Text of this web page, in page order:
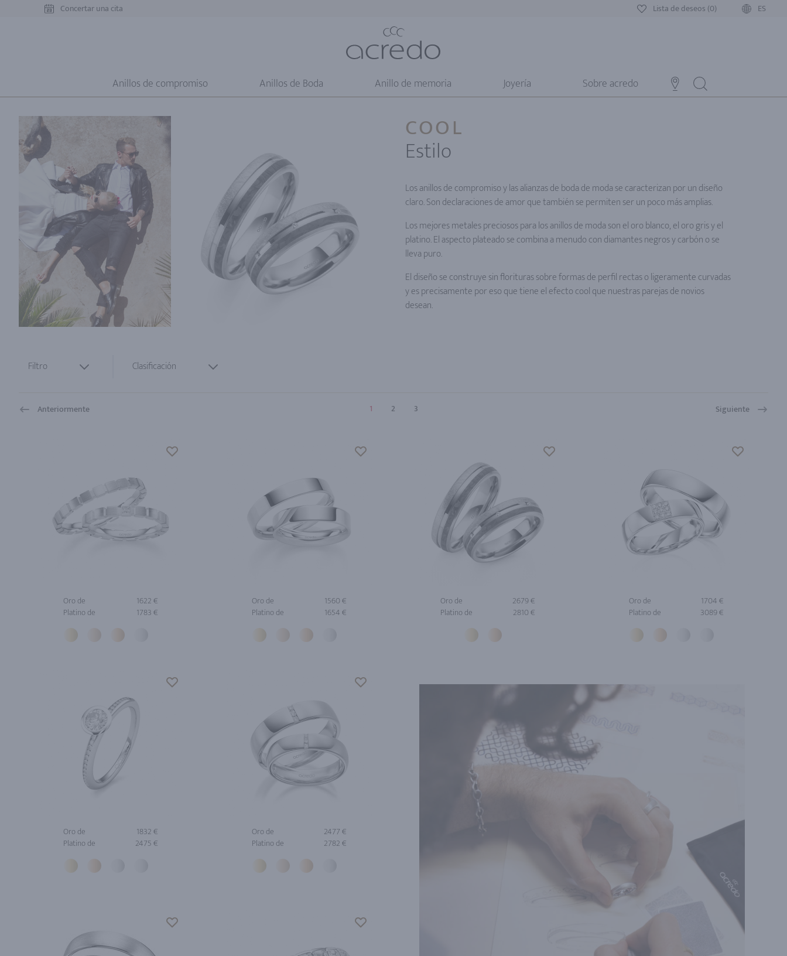
Concertar una cita Lista de deseos (0) ES
Anillos de compromiso Anillos de Boda Anillo de memoria Joyería Sobre acredo
COOL
Estilo
Los anillos de compromiso y las alianzas de boda de moda se caracterizan por un diseño
claro. Son declaraciones de amor que también se permiten ser un poco más amplias.
Los mejores metales preciosos para los anillos de moda son el oro blanco, el oro gris y el
platino. El aspecto plateado se combina a menudo con diamantes negros y carbón o se
lleva puro.
El diseño se construye sin florituras sobre formas de perfil rectas o ligeramente curvadas
y es precisamente por eso que tiene el efecto cool que nuestras parejas de novios
desean.
Filtro Clasificación
Anteriormente 1 2 3 Siguiente
Oro de
1622 €
Platino de
1783 €
Oro de
1560 €
Platino de
1654 €
Oro de
2679 €
Platino de
2810 €
Oro de
1704 €
Platino de
3089 €
Oro de
1832 €
Platino de
2475 €
Oro de
2477 €
Platino de
2782 €